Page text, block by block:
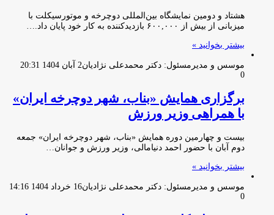
هشتاد و دومین نمایشگاه بین‌المللی دوچرخه و موتورسیکلت با
میزبانی از بیش از ۶۰۰,۰۰۰ بازدیدکننده به کار خود پایان داد.…
بیشتر بخوانید »
موسس و مدیرمسئول: دکتر محمدعلی نژادیان2 آبان 1404 20:31
0
برگزاری همایش «بناب، شهر دوچرخه ایران»
با همراهی وزیر ورزش
بیست و چهارمین دوره همایش «بناب، شهر دوچرخه ایران» جمعه
دوم آبان با حضور احمد دنیامالی، وزیر ورزش و جوانان…
بیشتر بخوانید »
موسس و مدیرمسئول: دکتر محمدعلی نژادیان16 خرداد 1404 14:16
0